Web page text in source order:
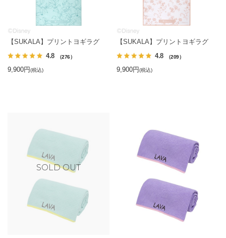
【SUKALA】プリントヨギラグ
4.8 （276）
9,900円(税込)
【SUKALA】プリントヨギラグ
4.8 （209）
9,900円(税込)